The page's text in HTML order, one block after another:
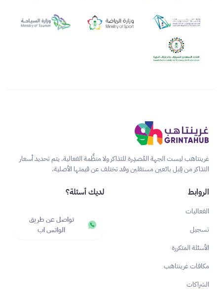
غرينتاهب ليست الجهة المُصدِرة للتذاكر ولا منظِّمة الفعالية. يتم تحديد أسعار
التذاكر من قِبل بائعين مستقلين وقد تختلف عن قيمتها الأصلية.
الروابط
الفعاليات
تسجيل
الأسئلة المتكررة
مكافات غرينتاهب
الشراكات
لديك أسئلة؟
تواصل عن طريق
الواتس اب